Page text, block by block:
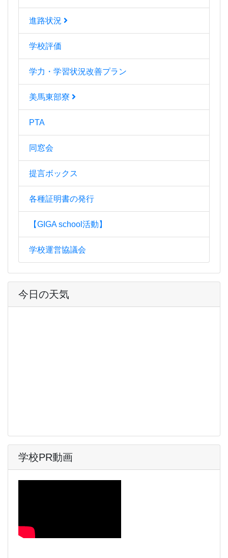
進路状況
学校評価
学力・学習状況改善プラン
美馬東部寮
PTA
同窓会
提言ボックス
各種証明書の発行
【GIGA school活動】
学校運営協議会
今日の天気
学校PR動画